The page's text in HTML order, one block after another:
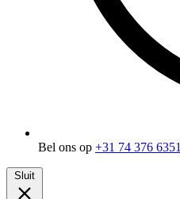
Bel ons op +31 74 376 6351
Sluit